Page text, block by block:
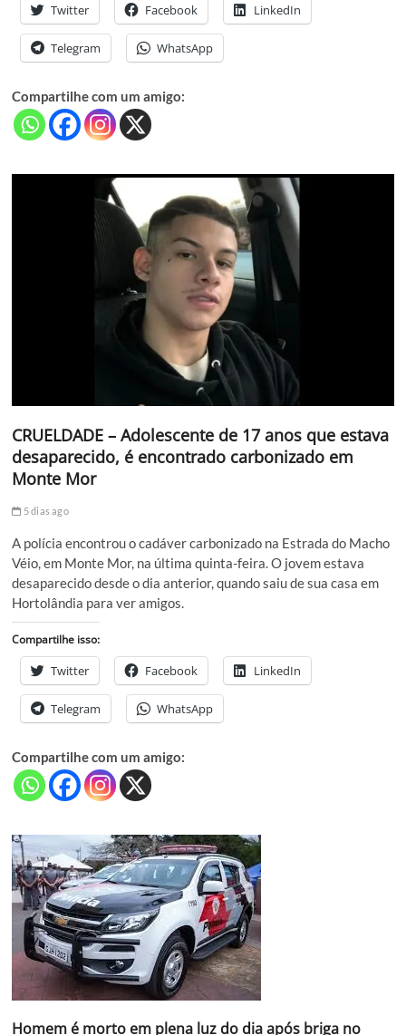
Twitter Facebook LinkedIn
Telegram WhatsApp
Compartilhe com um amigo:
CRUELDADE – Adolescente de 17 anos que estava
desaparecido, é encontrado carbonizado em
Monte Mor
5 dias ago
A polícia encontrou o cadáver carbonizado na Estrada do Macho
Véio, em Monte Mor, na última quinta-feira. O jovem estava
desaparecido desde o dia anterior, quando saiu de sua casa em
Hortolândia para ver amigos.
Compartilhe isso:
Twitter Facebook LinkedIn
Telegram WhatsApp
Compartilhe com um amigo:
Homem é morto em plena luz do dia após briga no